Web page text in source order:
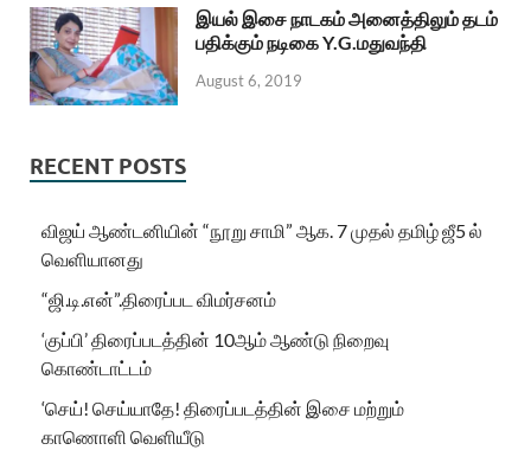
இயல் இசை நாடகம் அனைத்திலும் தடம்
பதிக்கும் நடிகை Y.G.மதுவந்தி
August 6, 2019
RECENT POSTS
விஜய் ஆண்டனியின் “நூறு சாமி” ஆக. 7 முதல் தமிழ் ஜீ5 ல்
வெளியானது
“ஜி.டி.என்”.திரைப்பட விமர்சனம்
‘குப்பி’ திரைப்படத்தின் 10ஆம் ஆண்டு நிறைவு
கொண்டாட்டம்
‘செய்! செய்யாதே! திரைப்படத்தின் இசை மற்றும்
காணொளி வெளியீடு